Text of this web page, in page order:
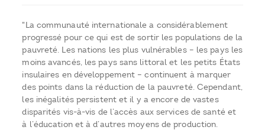
"La communauté internationale a considérablement
progressé pour ce qui est de sortir les populations de la
pauvreté. Les nations les plus vulnérables – les pays les
moins avancés, les pays sans littoral et les petits États
insulaires en développement – continuent à marquer
des points dans la réduction de la pauvreté. Cependant,
les inégalités persistent et il y a encore de vastes
disparités vis-à-vis de l’accès aux services de santé et
à l’éducation et à d’autres moyens de production.